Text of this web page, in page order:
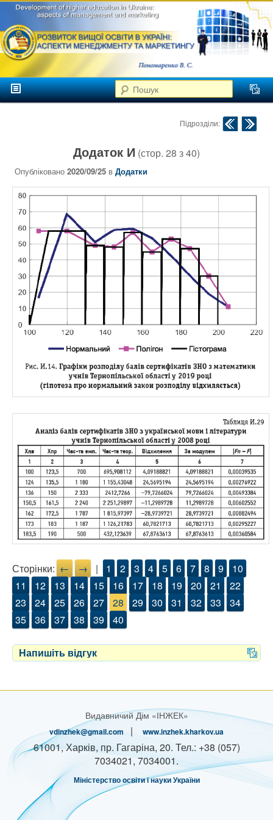
Розвиток
вищої
освіти в
Україні
аспекти
менеджменту та
маркетингу
Пошук
Головне менюПерейти до головного контенту
Перейти до додаткового контенту
Навігація по
Підрозділи:
Додаток И (стор. 28 з40)
Опубліковано2020/09/25 вДодатки
Сторінки: ← → | 1 2 3 4 5 6 7 8 9
10
11
12 13 14 15 16 17 18 19 20 21
22
23
24 25 26 27 28 29 30 31 32 33
34
35
36 37 38 39 40
Напишіть відгук
Видавничий Дім «ІНЖЕК»
vdinzhek@gmail.com | www.inzhek.kharkov.ua
61001, Харків, пр. Гагаріна, 20. Тел.: +38 (057)
7034021, 7034001.
Міністерство oсвіти і науки України